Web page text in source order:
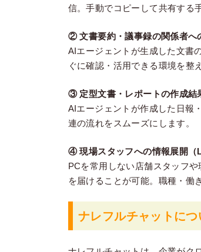
信。手動でコピーして共有する
② 文書要約・議事録の関係者へ
AIエージェントが生成した文書
ぐに確認・活用できる環境を整
③ 定型文書・レポートの作成結
AIエージェントが作成した日報
連の流れをスムーズにします。
④ 現場スタッフへの情報展開（
PCを常用しない店舗スタッフ
を届けることが可能。職種・働
ナレフルチャットにつ